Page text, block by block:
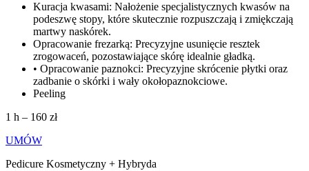
Kuracja kwasami: Nałożenie specjalistycznych kwasów na
podeszwę stopy, które skutecznie rozpuszczają i zmiękczają
martwy naskórek.
Opracowanie frezarką: Precyzyjne usunięcie resztek
zrogowaceń, pozostawiające skórę idealnie gładką.
• Opracowanie paznokci: Precyzyjne skrócenie płytki oraz
zadbanie o skórki i wały okołopaznokciowe.
Peeling
1 h – 160 zł
UMÓW
Pedicure Kosmetyczny + Hybryda